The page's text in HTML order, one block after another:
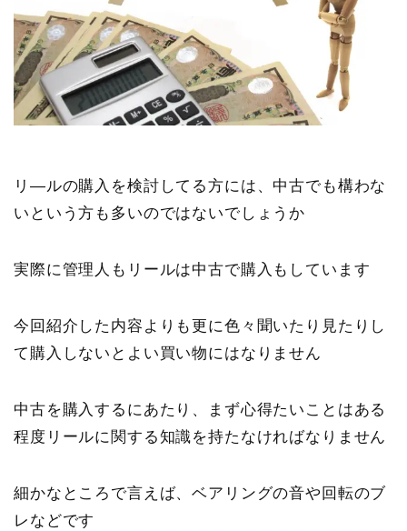
リ―ルの購入を検討してる方には、中古でも構わな
いという方も多いのではないでしょうか
実際に管理人もリールは中古で購入もしています
今回紹介した内容よりも更に色々聞いたり見たりし
て購入しないとよい買い物にはなりません
中古を購入するにあたり、まず心得たいことはある
程度リールに関する知識を持たなければなりません
細かなところで言えば、ベアリングの音や回転のブ
レなどです